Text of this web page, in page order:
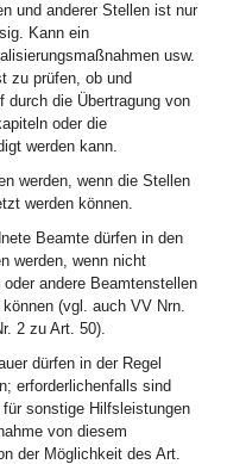
und anderer Stellen ist nur
Kann ein
usw.
zu prüfen, ob und
durch die Übertragung von
oder die
werden kann.
werden, wenn die Stellen
werden können.
Beamte dürfen in den
werden, wenn nicht
andere Beamtenstellen
(vgl. auch VV Nrn.
2 zu Art. 50).
dürfen in der Regel
erforderlichenfalls sind
sonstige Hilfsleistungen
von diesem
der Möglichkeit des Art.